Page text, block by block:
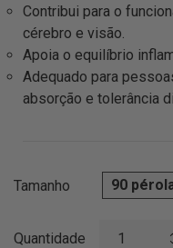
Contribui para o
cérebro e visão.
Apoia o equilíbrio
Adequado para
absorção e tolerância
Tamanho 90
Quantidade